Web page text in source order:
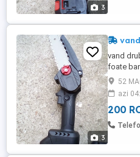
3
3
vand
foate
52
azi
200